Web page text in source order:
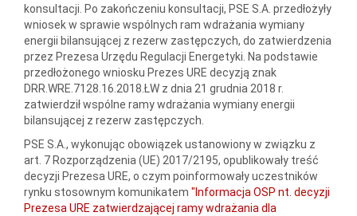
konsultacji. Po zakończeniu konsultacji, PSE S.A. przedłożyły
wniosek w sprawie wspólnych ram wdrażania wymiany
energii bilansującej z rezerw zastępczych, do zatwierdzenia
przez Prezesa Urzędu Regulacji Energetyki. Na podstawie
przedłożonego wniosku Prezes URE decyzją znak
DRR.WRE.7128.16.2018.ŁW z dnia 21 grudnia 2018 r.
zatwierdził wspólne ramy wdrażania wymiany energii
bilansującej z rezerw zastępczych.
PSE S.A., wykonując obowiązek ustanowiony w związku z
art. 7 Rozporządzenia (UE) 2017/2195, opublikowały treść
decyzji Prezesa URE, o czym poinformowały uczestników
rynku stosownym komunikatem "Informacja OSP nt. decyzji
Prezesa URE zatwierdzającej ramy wdrażania dla